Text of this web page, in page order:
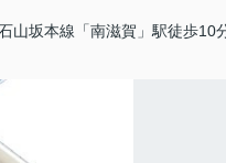
山坂本線「南滋賀」駅徒歩10